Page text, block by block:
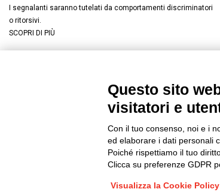
I segnalanti saranno tutelati da comportamenti discriminatori
o ritorsivi.
SCOPRI DI PIÙ
FACEBOOK LINKEDIN /
Privacy -Cookies -Modifica
Questo sito
visitatori e
Con il tuo consenso, noi e i
ed elaborare i dati personali
Poiché rispettiamo il tuo
Clicca su preferenze GDPR
Visualizza la Cookie